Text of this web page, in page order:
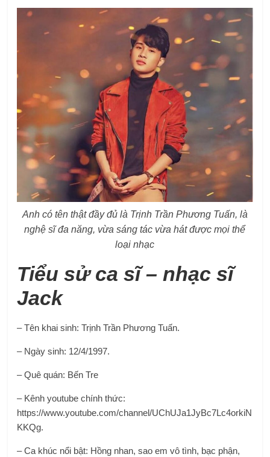
Anh có tên thật đầy đủ là Trịnh Trần Phương Tuấn, là
nghệ sĩ đa năng, vừa sáng tác vừa hát được mọi thể
loại nhạc
Tiểu sử ca sĩ – nhạc sĩ
Jack
– Tên khai sinh: Trịnh Trần Phương Tuấn.
– Ngày sinh: 12/4/1997.
– Quê quán: Bến Tre
– Kênh youtube chính thức:
https://www.youtube.com/channel/UChUJa1JyBc7Lc4orkiN
KKQg.
– Ca khúc nổi bật: Hồng nhan, sao em vô tình, bạc phận,